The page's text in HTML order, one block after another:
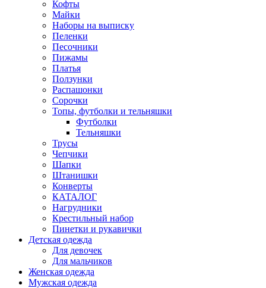
Кофты
Майки
Наборы на выписку
Пеленки
Песочники
Пижамы
Платья
Ползунки
Распашонки
Сорочки
Топы, футболки и тельняшки
Футболки
Тельняшки
Трусы
Чепчики
Шапки
Штанишки
Конверты
КАТАЛОГ
Нагрудники
Крестильный набор
Пинетки и рукавички
Детская одежда
Для девочек
Для мальчиков
Женская одежда
Мужская одежда